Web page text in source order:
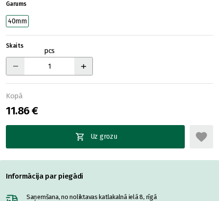
Garums
40mm
Skaits
pcs
Kopā
11.86 €
Uz grozu
Informācija par piegādi
Saņemšana, no noliktavas katlakalnā ielā 8, rīgā